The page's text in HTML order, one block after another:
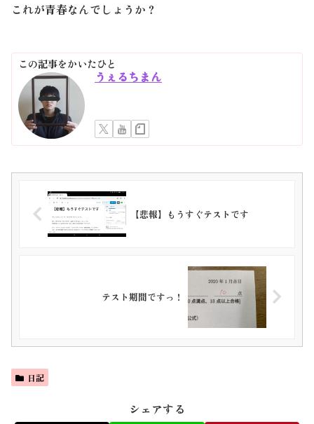
これが青春なんでしょうか？
この記事をかいたひと
うぇるちまん
【悲報】もうすぐテストです
テスト期間ですっ！
日記
シェアする